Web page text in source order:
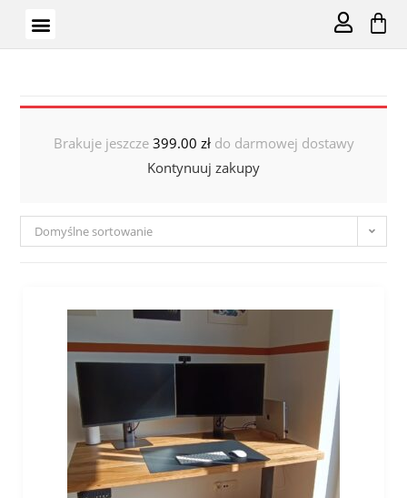
Brakuje jeszcze 399.00 złdo darmowej dostawy
Kontynuuj zakupy
Domyślne sortowanie